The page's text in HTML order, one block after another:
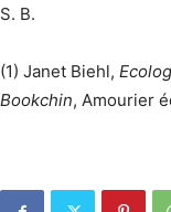
S. B.
(1) Janet Biehl,
Bookchin, Amourier